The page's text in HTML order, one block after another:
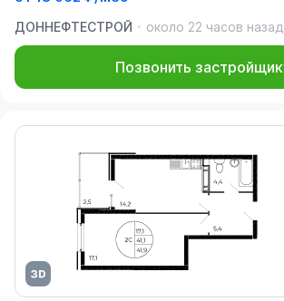
ДОННЕФТЕСТРОЙ
около 22 часов назад
Позвонить